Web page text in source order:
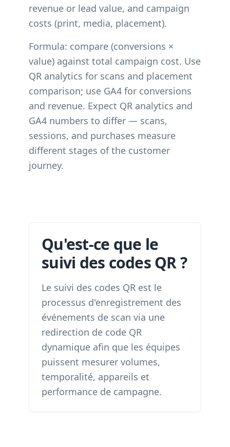
revenue or lead value, and campaign
costs (print, media, placement).
Formula: compare (conversions ×
value) against total campaign cost. Use
QR analytics for scans and placement
comparison; use GA4 for conversions
and revenue. Expect QR analytics and
GA4 numbers to differ — scans,
sessions, and purchases measure
different stages of the customer
journey.
Qu'est-ce que le
suivi des codes QR ?
Le suivi des codes QR est le
processus d'enregistrement des
événements de scan via une
redirection de code QR
dynamique afin que les équipes
puissent mesurer volumes,
temporalité, appareils et
performance de campagne.